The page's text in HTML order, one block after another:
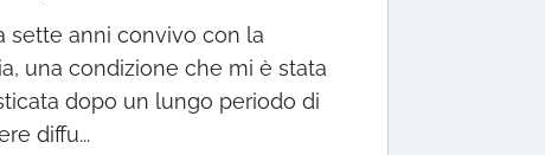
sette anni convivo con la
una condizione che mi è stata
dopo un lungo periodo di
diffu...